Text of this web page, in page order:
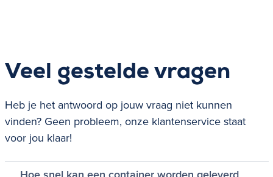
Veel gestelde vragen
Heb je het antwoord op jouw vraag niet kunnen
vinden? Geen probleem, onze klantenservice staat
voor jou klaar!